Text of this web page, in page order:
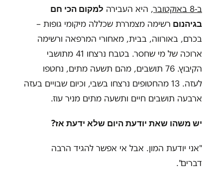
ב-8 באוקטובר
, היא העבירה למקום הכי חם
בגיהנום רשימה מצמררת שכללה מיקומי גופות –
בכרם, באורווה, בבית, מאחורי המרפאה ורשימה
ארוכה של מי שחסר. בטבח נרצחו 41 מתושבי
הקיבוץ. 76 תושבים, מהם תשעה מתים, נחטפו
לעזה. 13 מהחטופים נרצחו בשבי, וכיום שבויים בעזה
ארבעה תושבים חיים ותשעה מתים מניר עוז.
יש משהו שאת יודעת היום שלא ידעת אז?
"אני יודעת המון. אבל אי אפשר להגיד הרבה
דברים".